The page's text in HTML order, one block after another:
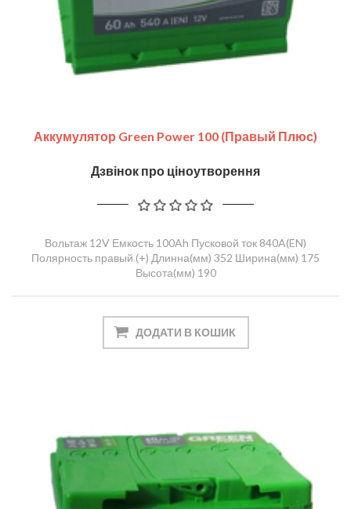
Аккумулятор Green Power 100 (правый Плюс)
Дзвінок про ціноутворення
Вольтаж 12V Емкость 100Ah Пусковой ток 840A(EN)
Полярность правый (+) Длинна(мм) 352 Ширина(мм) 175
Высота(мм) 190